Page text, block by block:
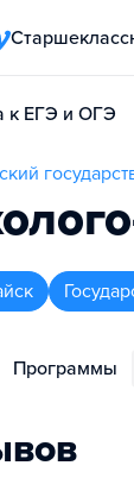
к ЕГЭ и ОГЭ
Программы